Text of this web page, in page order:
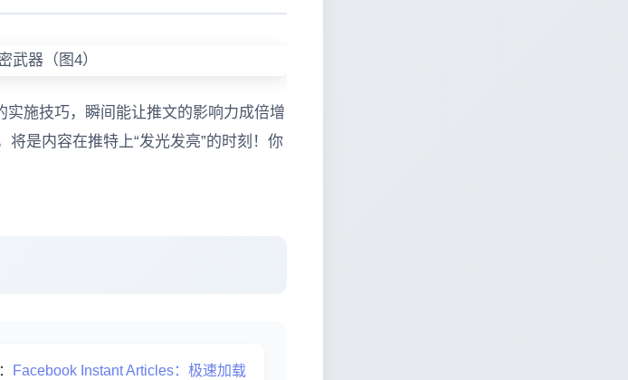
施技巧，瞬间能让推文的影响力成倍增
是内容在推特上“发光发亮”的时刻！你
Facebook Instant Articles：极速加载